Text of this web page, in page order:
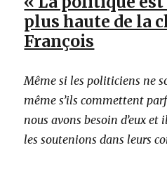
plus haute de la
François
Même si les politiciens ne
même s’ils commettent
nous avons besoin d’eux et
les soutenions dans leurs